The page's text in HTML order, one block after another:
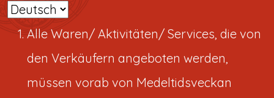
Sprache
auswählen
Alle Waren/ Aktivitäten/ Services, die von
den Verkäufern angeboten werden,
müssen vorab von Medeltidsveckan